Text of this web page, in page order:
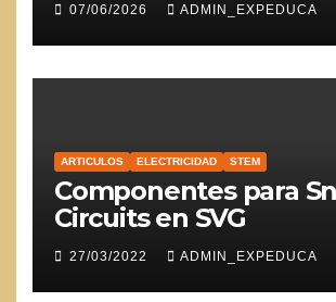
07/06/2026 ADMIN_EXPEDUCA
ARTICULOS ELECTRICIDAD STEM
Componentes para
Circuits en SVG
27/03/2022 ADMIN_EXPEDUCA